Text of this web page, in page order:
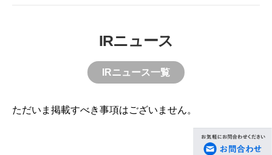
IRニュース
IRニュース一覧
ただいま掲載すべき事項はございません。